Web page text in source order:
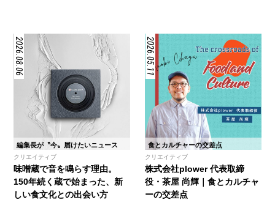
2026.08.06
編集長が〝今〟届けたいニュース
クリエイティブ
味噌蔵で音を鳴らす理由。
150年続く蔵で始まった、新
しい食文化との出会い方
2026.05.11
食とカルチャーの交差点
クリエイティブ
株式会社plower 代表取締
役・茶屋 尚輝｜食とカルチャ
ーの交差点